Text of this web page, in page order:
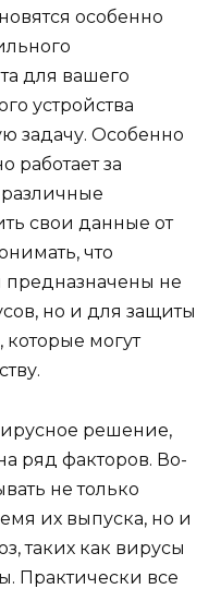
особенно
для вашего
устройства
задачу. Особенно
работает за
свои данные от
что
не
но и для защиты
могут
решение,
ряд факторов. Во-
не только
их выпуска, но и
таких как вирусы
Практически все